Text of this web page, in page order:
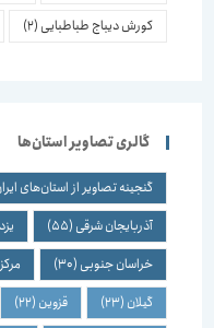
کورش دیباج طباطبایی(2)
گالری تصاویر استان‌ها
گنجینه تصاویر از استان‌های ایران(599)
آذربایجان شرقی(55)
(46)
خراسان جنوبی(30) مرکزی(26)
گیلان(23) قزوین(22)